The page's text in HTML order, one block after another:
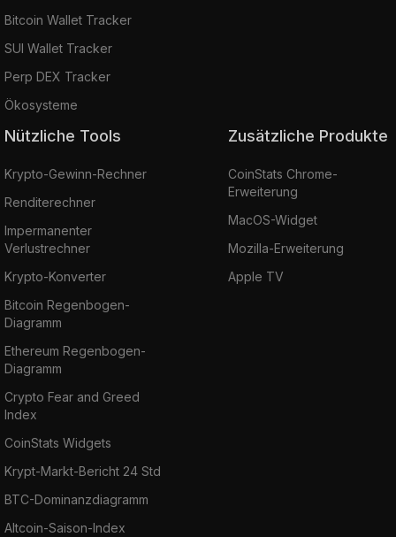
Bitcoin Wallet Tracker
SUI Wallet Tracker
Perp DEX Tracker
Ökosysteme
Nützliche Tools
Krypto-Gewinn-Rechner
Renditerechner
Impermanenter
Verlustrechner
Krypto-Konverter
Bitcoin Regenbogen-
Diagramm
Ethereum Regenbogen-
Diagramm
Crypto Fear and Greed
Index
CoinStats Widgets
Krypt-Markt-Bericht 24 Std
BTC-Dominanzdiagramm
Altcoin-Saison-Index
Zusätzliche Produkte
CoinStats Chrome-
Erweiterung
MacOS-Widget
Mozilla-Erweiterung
Apple TV